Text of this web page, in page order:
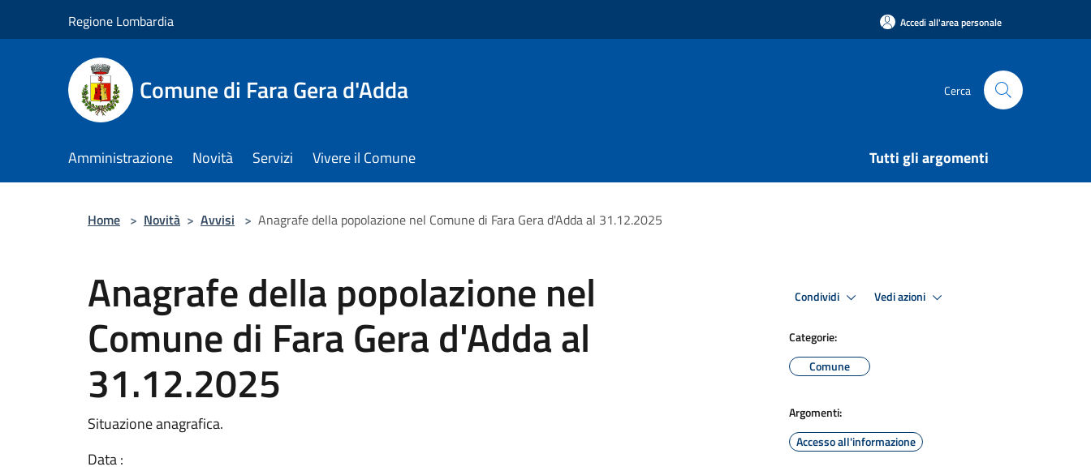
Regione Lombardia Accedi all'area personale
Comune di Fara Gera d'Adda Cerca
Amministrazione Novità Servizi Vivere il Comune Tutti gli argomenti
Home > Novità > Avvisi > Anagrafe della popolazione nel Comune di Fara Gera d'Adda al 31.12.2025
Anagrafe della popolazione nel
Comune di Fara Gera d'Adda al
31.12.2025
Situazione anagrafica.
Data :
Condividi Vedi azioni
Categorie:
Comune
Argomenti:
Accesso all'informazione